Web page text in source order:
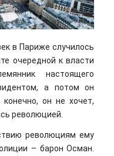
в Париже случилось
очередной к власти
настоящего
а потом он
он не хочет,
революцией.
революциям ему
– барон Осман.